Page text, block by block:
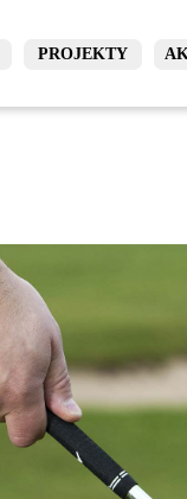
PROJEKTY